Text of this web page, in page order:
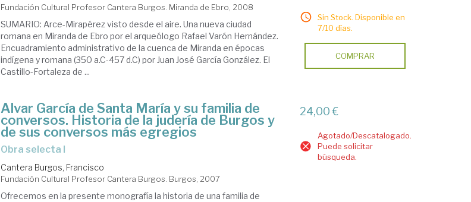
Fundación Cultural Profesor Cantera Burgos. Miranda de Ebro, 2008
SUMARIO: Arce-Mirapérez visto desde el aire. Una nueva ciudad
romana en Miranda de Ebro por el arqueólogo Rafael Varón Hernández.
Encuadramiento administrativo de la cuenca de Miranda en épocas
indígena y romana (350 a.C-457 d.C) por Juan José García González. El
Castillo-Fortaleza de ...
Sin Stock. Disponible en
7/10 días.
COMPRAR
Alvar García de Santa María y su familia de
conversos. Historia de la judería de Burgos y
de sus conversos más egregios
Obra selecta I
Cantera Burgos, Francisco
Fundación Cultural Profesor Cantera Burgos. Burgos, 2007
Ofrecemos en la presente monografía la historia de una familia de
24,00 €
Agotado/Descatalogado.
Puede solicitar
búsqueda.